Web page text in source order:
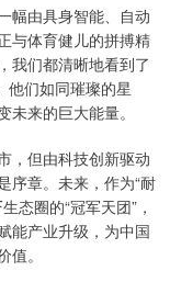
幅由具身智能、自动
与体育健儿的拼搏精
我们都清晰地看到了
他们如同璀璨的星
来的巨大能量。
，但由科技创新驱动
序章。未来，作为“耐
态圈的“冠军天团”，
能产业升级，为中国
。